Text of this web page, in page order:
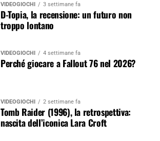
VIDEOGIOCHI 3 settimane fa
D-Topia, la recensione: un futuro non
troppo lontano
VIDEOGIOCHI 4 settimane fa
Perché giocare a Fallout 76 nel 2026?
VIDEOGIOCHI 2 settimane fa
Tomb Raider (1996), la retrospettiva:
nascita dell’iconica Lara Croft